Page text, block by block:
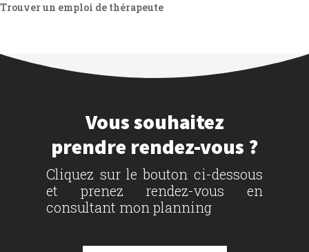
Trouver un emploi de thérapeute
Vous souhaitez
prendre rendez-vous ?
Cliquez sur le bouton ci-dessous
et prenez rendez-vous en
consultant mon planning